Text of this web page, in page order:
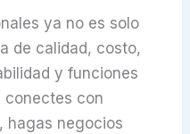
ya no es solo
de calidad, costo,
y funciones
conectes con
hagas negocios